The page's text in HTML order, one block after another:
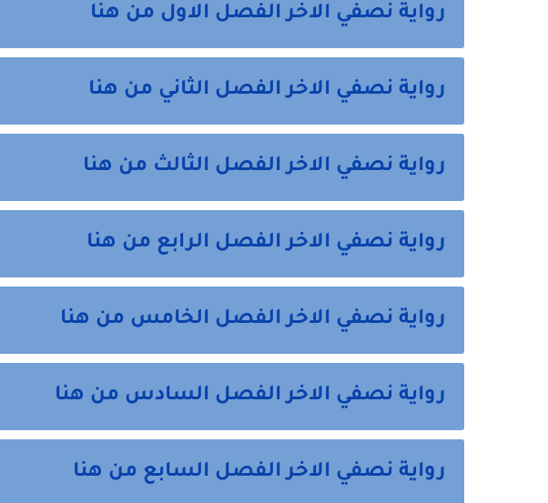
رواية نصفي الاخر الفصل الاول من هنا
رواية نصفي الاخر الفصل الثاني من هنا
رواية نصفي الاخر الفصل الثالث من هنا
رواية نصفي الاخر الفصل الرابع من هنا
رواية نصفي الاخر الفصل الخامس من هنا
رواية نصفي الاخر الفصل السادس من هنا
رواية نصفي الاخر الفصل السابع من هنا